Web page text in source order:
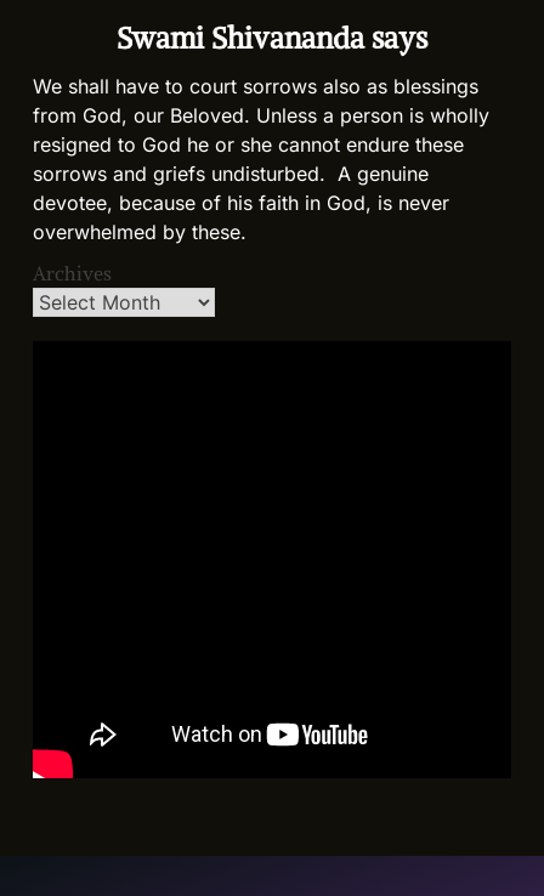
Swami Shivananda says
We shall have to court sorrows also as blessings
from God, our Beloved. Unless a person is wholly
resigned to God he or she cannot endure these
sorrows and griefs undisturbed. A genuine
devotee, because of his faith in God, is never
overwhelmed by these.
Archives